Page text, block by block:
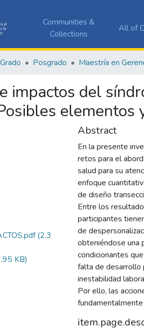
Communities &
Collections
All of
Posgrado
impactos del
elementos
(2.3
KB)
Abstract
En la presente
retos para el
salud para su
enfoque
de diseño
Entre los
participantes
de
obteniéndose una
condicionantes
falta de desarrollo
inestabilidad
Por ello, las